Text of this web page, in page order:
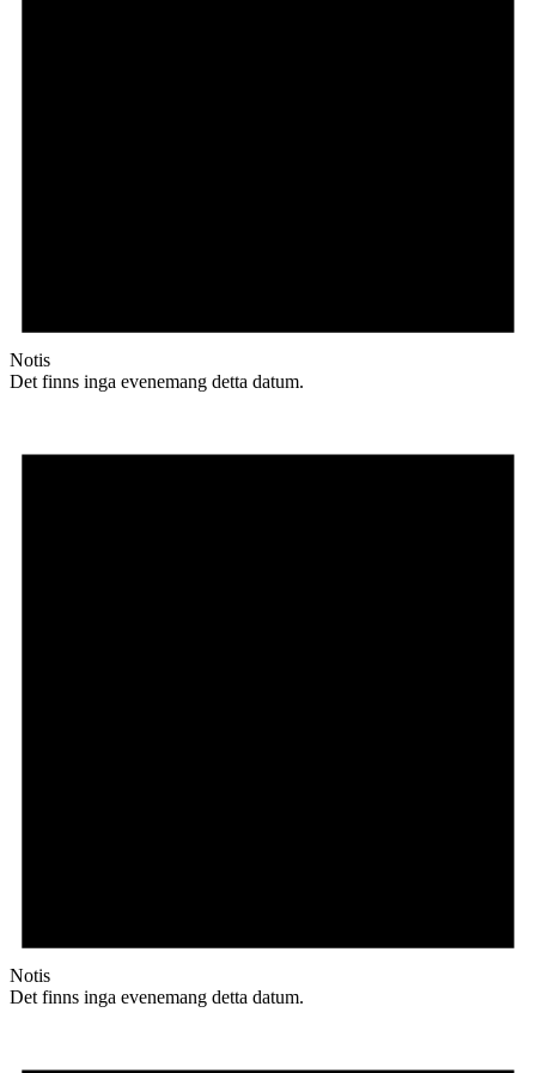
Notis
Det finns inga evenemang detta datum.
Notis
Det finns inga evenemang detta datum.